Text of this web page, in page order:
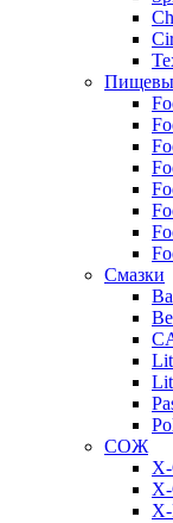
Смазки
СОЖ